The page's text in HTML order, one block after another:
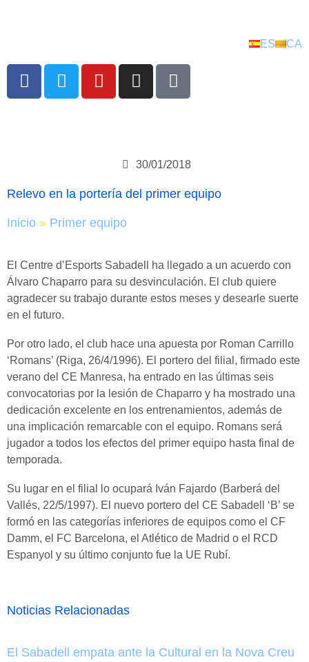
ES CA
30/01/2018
Relevo en la portería del primer equipo
Inicio » Primer equipo
El Centre d’Esports Sabadell ha llegado a un acuerdo con
Álvaro Chaparro para su desvinculación. El club quiere
agradecer su trabajo durante estos meses y desearle suerte
en el futuro.
Por otro lado, el club hace una apuesta por Roman Carrillo
‘Romans’ (Riga, 26/4/1996). El portero del filial, firmado este
verano del CE Manresa, ha entrado en las últimas seis
convocatorias por la lesión de Chaparro y ha mostrado una
dedicación excelente en los entrenamientos, además de
una implicación remarcable con el equipo. Romans será
jugador a todos los efectos del primer equipo hasta final de
temporada.
Su lugar en el filial lo ocupará Iván Fajardo (Barberá del
Vallés, 22/5/1997). El nuevo portero del CE Sabadell ‘B’ se
formó en las categorías inferiores de equipos como el CF
Damm, el FC Barcelona, el Atlético de Madrid o el RCD
Espanyol y su último conjunto fue la UE Rubí.
Noticias Relacionadas
El Sabadell empata ante la Cultural en la Nova Creu